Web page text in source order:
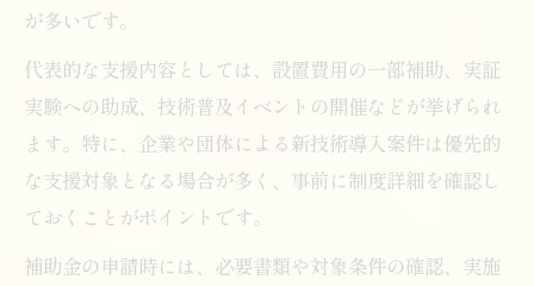
が多いです。
代表的な支援内容としては、設置費用の一部補助、実証
実験への助成、技術普及イベントの開催などが挙げられ
ます。特に、企業や団体による新技術導入案件は優先的
な支援対象となる場合が多く、事前に制度詳細を確認し
ておくことがポイントです。
補助金の申請時には、必要書類や対象条件の確認、実施